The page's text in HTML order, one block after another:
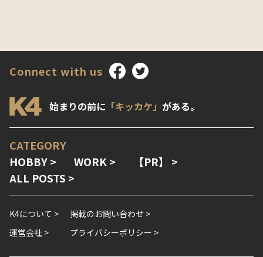
Connect with us
始まりの前に 「キッカケ」 がある。
CATEGORY
HOBBY >
WORK >
【PR】 >
ALL POSTS >
K4について >
掲載のお問い合わせ >
運営会社 >
プライバシーポリシー >